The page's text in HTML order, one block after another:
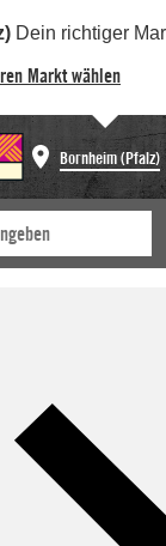
Dein richtiger
Markt wählen
Bornheim (Pfalz)